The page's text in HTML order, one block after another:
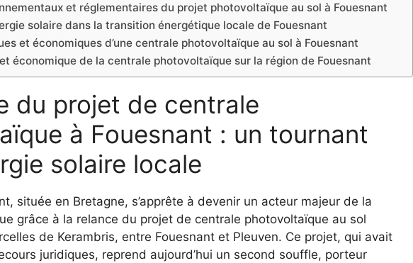
et réglementaires du projet photovoltaïque au sol à Fouesnant
solaire dans la transition énergétique locale de Fouesnant
et économiques d’une centrale photovoltaïque au sol à Fouesnant
économique de la centrale photovoltaïque sur la région de Fouesnant
du projet de centrale
à Fouesnant : un tournant
solaire locale
située en Bretagne, s’apprête à devenir un acteur majeur de la
grâce à la relance du projet de centrale photovoltaïque au sol
de Kerambris, entre Fouesnant et Pleuven. Ce projet, qui avait
juridiques, reprend aujourd’hui un second souffle, porteur